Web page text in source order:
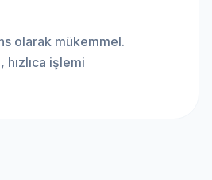
olarak mükemmel.
hızlıca işlemi